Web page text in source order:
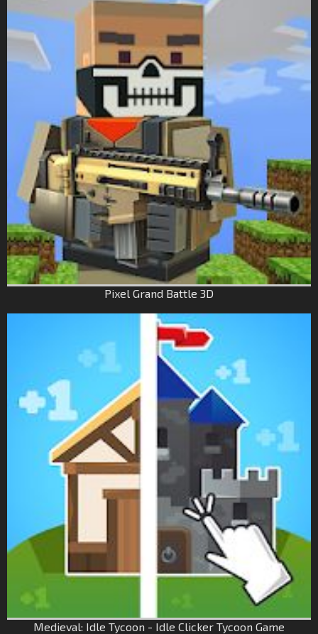
Pixel Grand Battle 3D
Medieval: Idle Tycoon - Idle Clicker Tycoon Game